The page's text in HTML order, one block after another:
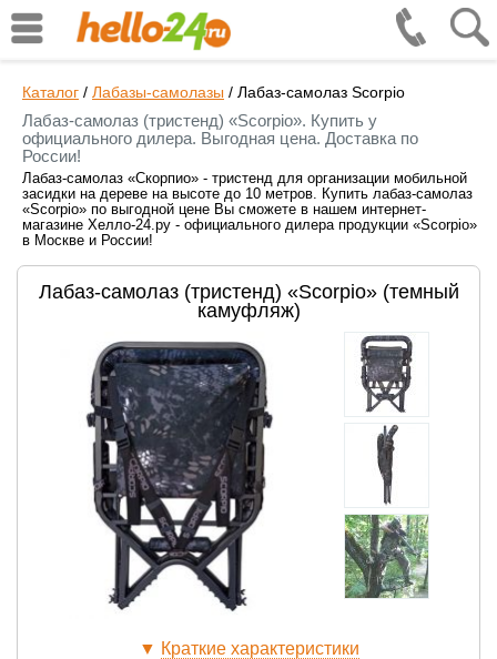
Каталог / Лабазы-самолазы / Лабаз-самолаз Scorpio
Лабаз-самолаз (тристенд) «Scorpio». Купить у
официального дилера. Выгодная цена. Доставка по
России!
Лабаз-самолаз «Скорпио» - тристенд для организации мобильной
засидки на дереве на высоте до 10 метров. Купить лабаз-самолаз
«Scorpio» по выгодной цене Вы сможете в нашем интернет-
магазине Хелло-24.ру - официального дилера продукции «Scorpio»
в Москве и России!
Лабаз-самолаз (тристенд) «Scorpio» (темный
камуфляж)
▼ Краткие характеристики